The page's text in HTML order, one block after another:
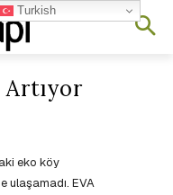
eko köy
ulaşamadı. EVA
Turkish